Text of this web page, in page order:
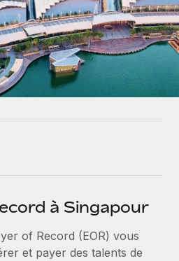
de travail en toute simplicité
intégrées pour votre équipe
quel outil d’IA à Remote grâce à
avec des outils essentiels
internationales pour les RH et la
en pleine croissance
avec des solutions RH sur
pour les grandes entreprises
de la tech
à Singapour
of Record (EOR) vous
et payer des talents de